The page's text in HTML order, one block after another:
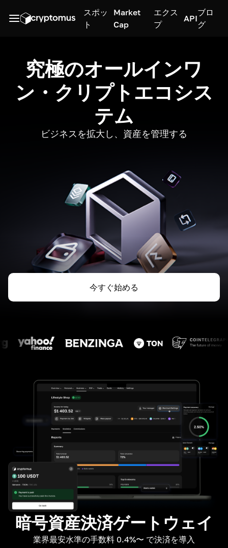
スポッ
ト
Market
Cap
エクス
プ
API
ブロ
グ
究極のオールインワ
ン・クリプトエコシス
テム
ビジネスを拡大し、資産を管理する
今すぐ始める
暗号資産決済ゲートウェイ
業界最安水準の手数料 0.4%〜 で決済を導入